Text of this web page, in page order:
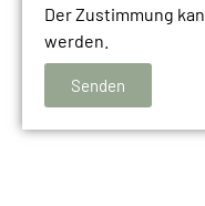
Der Zustimmung
werden.
Senden